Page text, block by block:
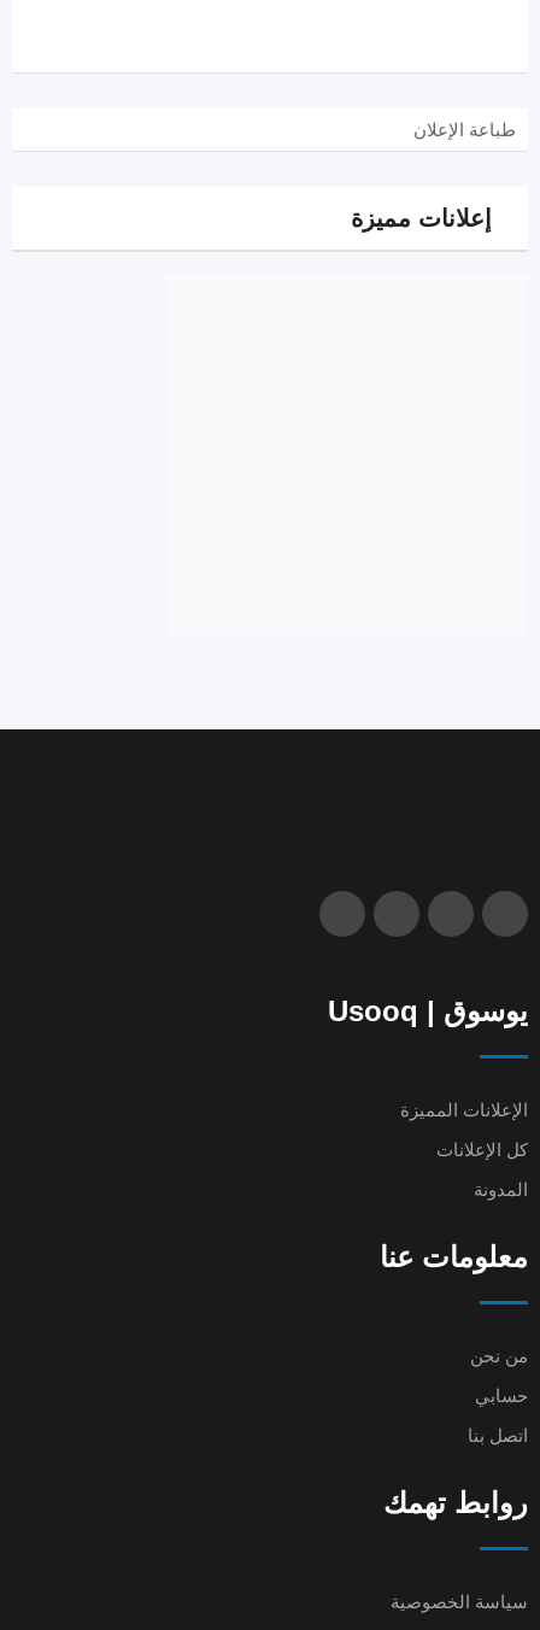
طباعة الإعلان
إعلانات مميزة
يوسوق | Usooq
الإعلانات المميزة
كل الإعلانات
المدونة
معلومات عنا
من نحن
حسابي
اتصل بنا
روابط تهمك
سياسة الخصوصية